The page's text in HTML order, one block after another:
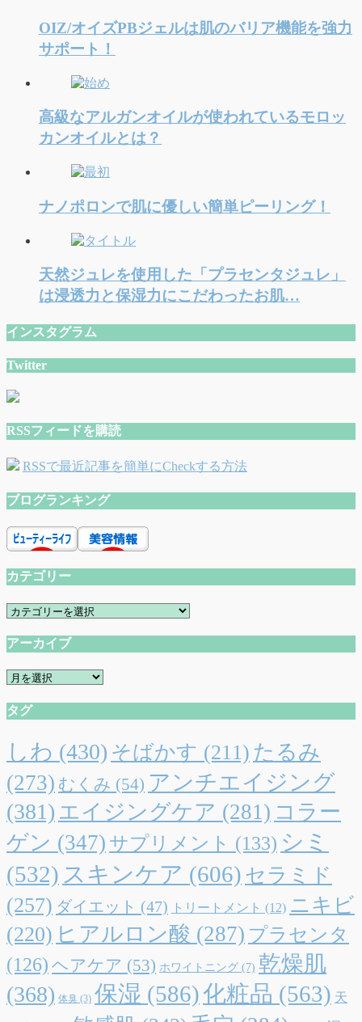
OIZ/オイズPBジェルは肌のバリア機能を強力
サポート！
高級なアルガンオイルが使われているモロッ
カンオイルとは？
ナノポロンで肌に優しい簡単ピーリング！
天然ジュレを使用した「プラセンタジュレ」
は浸透力と保湿力にこだわったお肌…
インスタグラム
Twitter
RSSフィードを購読
RSSで最近記事を簡単にCheckする方法
ブログランキング
カテゴリー
カ
ゴ
ー
アーカイブ
ア
カ
ブ
タグ
しわ (430) そばかす (211) たるみ
(273) むくみ (54) アンチエイジング
(381) エイジングケア (281) コラー
ゲン (347) サプリメント (133) シミ
(532) スキンケア (606) セラミド
(257) ダイエット (47) トリートメント (12) ニキビ
(220) ヒアルロン酸 (287) プラセンタ
(126) ヘアケア (53) ホワイトニング (7) 乾燥肌
(368) 体臭 (3) 保湿 (586)化粧品 (563) 天